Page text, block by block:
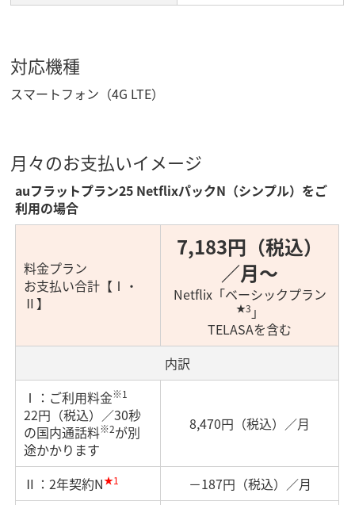
対応機種
スマートフォン（4G LTE）
月々のお支払いイメージ
auフラットプラン25 NetflixパックN（シンプル）をご
利用の場合
料金プラン
お支払い合計【Ⅰ・
Ⅱ】
7,183円（税込）
／月～
Netflix「ベーシックプラン
★3 」
TELASAを含む
内訳
Ⅰ：ご利用料金※1
22円（税込）／30秒
の国内通話料※2が別
途かかります
8,470円（税込）／月
Ⅱ：2年契約N★1
－187円（税込）／月